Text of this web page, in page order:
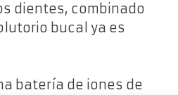
dientes, combinado
bucal ya es
batería de iones de